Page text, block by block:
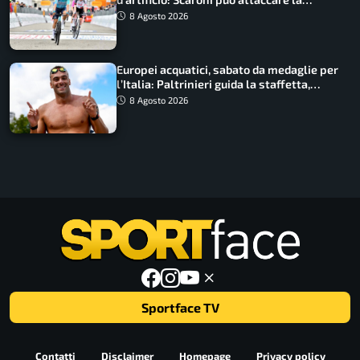
maglia di Lemmen
8 Agosto 2026
Europei acquatici, sabato da medaglie per
l’Italia: Paltrinieri guida la staffetta,
Barnabà sogna l’oro dalle grandi altezze
8 Agosto 2026
Sportface TV
Contatti Disclaimer Homepage Privacy policy